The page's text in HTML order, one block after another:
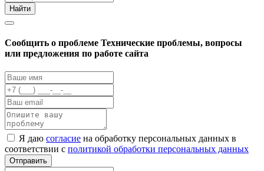
Найти
Cообщить о проблеме Технические проблемы, вопросы
или предложения по работе сайта
Я даю согласие на обработку персональных данных в
соответствии с политикой обработки персональных данных
Отправить